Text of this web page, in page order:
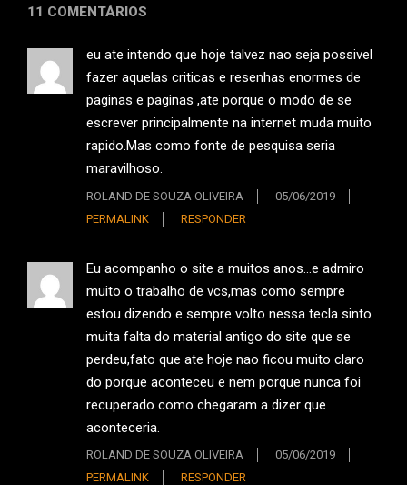
11 COMENTÁRIOS
eu ate intendo que hoje talvez nao seja possivel
fazer aquelas criticas e resenhas enormes de
paginas e paginas ,ate porque o modo de se
escrever principalmente na internet muda muito
rapido.Mas como fonte de pesquisa seria
maravilhoso.
ROLAND DE SOUZA OLIVEIRA
05/06/2019
PERMALINK
RESPONDER
Eu acompanho o site a muitos anos…e admiro
muito o trabalho de vcs,mas como sempre
estou dizendo e sempre volto nessa tecla sinto
muita falta do material antigo do site que se
perdeu,fato que ate hoje nao ficou muito claro
do porque aconteceu e nem porque nunca foi
recuperado como chegaram a dizer que
aconteceria.
ROLAND DE SOUZA OLIVEIRA
05/06/2019
PERMALINK
RESPONDER